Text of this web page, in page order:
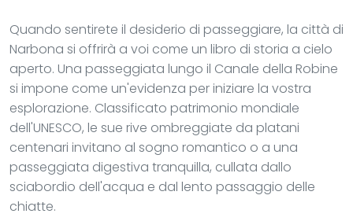
Quando sentirete il desiderio di passeggiare, la città di
Narbona si offrirà a voi come un libro di storia a cielo
aperto. Una passeggiata lungo il Canale della Robine
si impone come un'evidenza per iniziare la vostra
esplorazione. Classificato patrimonio mondiale
dell'UNESCO, le sue rive ombreggiate da platani
centenari invitano al sogno romantico o a una
passeggiata digestiva tranquilla, cullata dallo
sciabordio dell'acqua e dal lento passaggio delle
chiatte.